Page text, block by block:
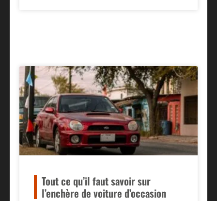
Tout ce qu’il faut savoir sur
l’enchère de voiture d’occasion